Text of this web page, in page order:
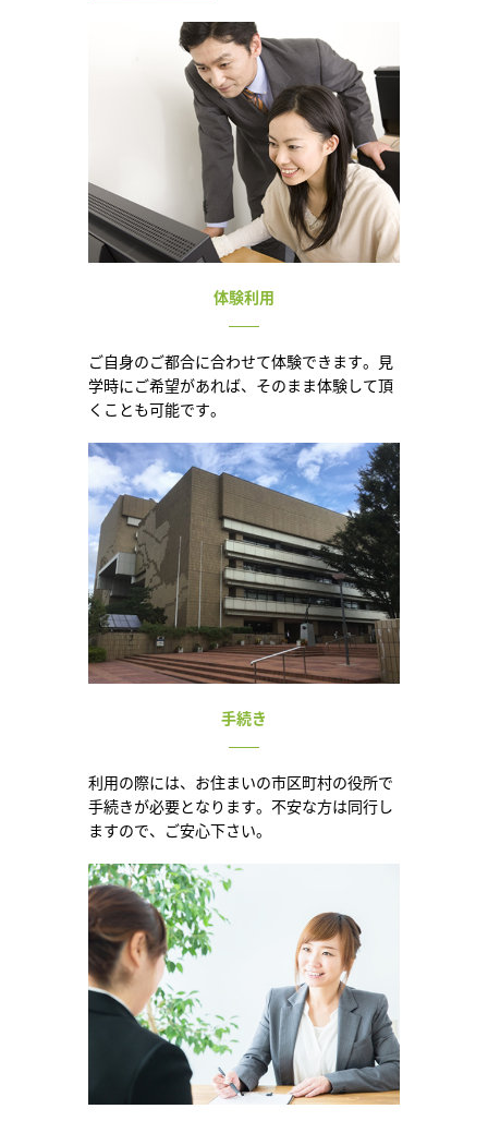
体験利用
ご自身のご都合に合わせて体験できます。見
学時にご希望があれば、そのまま体験して頂
くことも可能です。
手続き
利用の際には、お住まいの市区町村の役所で
手続きが必要となります。不安な方は同行し
ますので、ご安心下さい。